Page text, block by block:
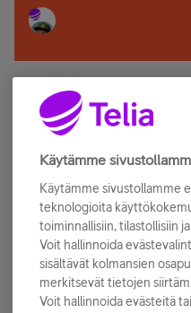
Älä jää paitsi –
Tilaa Telian uutiskirje ja
sähköpostiisi.
Tilaa nyt
Käytämme
Käytämme sivustollamme
teknologioita
toiminnallisiin, tilastollisiin
Voit hallinnoida
sisältävät kolmansien
merkitsevät tietojen
Voit hallinnoida evästeitä